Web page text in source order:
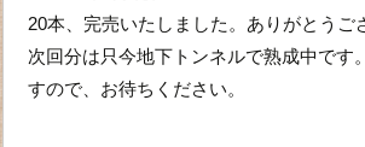
20本、完売いたしました。ありがとうご
次回分は只今地下トンネルで熟成中です
すので、お待ちください。